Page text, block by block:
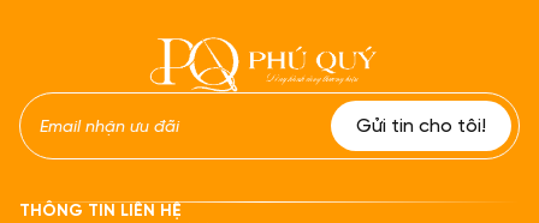
THÔNG TIN LIÊN HỆ